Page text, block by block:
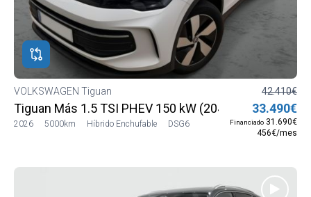
VOLKSWAGEN Tiguan
Tiguan Más 1.5 TSI PHEV 150 kW (204 CV) DSG6
2026 5000km Híbrido Enchufable DSG6
42.410€
33.490€
Financiado 31.690€
456€/mes